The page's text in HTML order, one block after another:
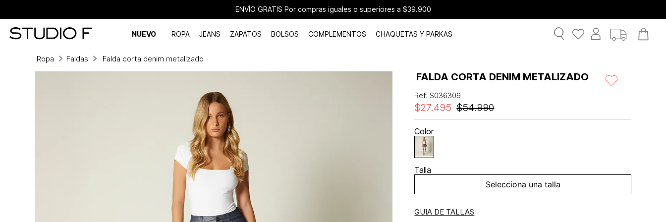
ENVÍO GRATIS Por compras iguales o superiores a $39.900
NUEVO ROPA JEANS ZAPATOS BOLSOS COMPLEMENTOS CHAQUETAS Y PARKAS
Ropa Faldas Falda corta denim metalizado
FALDA CORTA DENIM METALIZADO
Ref:S036309
$54.990
$27.495
Color
Talla
Selecciona una talla
GUIA DE TALLAS